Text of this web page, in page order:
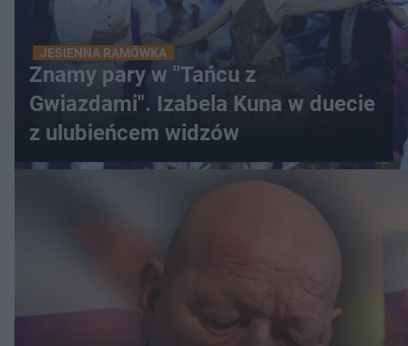
JESIENNA RAMÓWKA
Znamy pary w "Tańcu z
Gwiazdami". Izabela Kuna w duecie
z ulubieńcem widzów